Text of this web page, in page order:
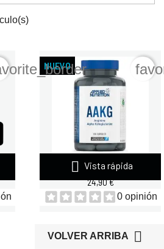
 Vista rápida
APPLIED NUTRITION AAKG...
24,90 €
0 opinión
NUEVO
VOLVER ARRIBA 